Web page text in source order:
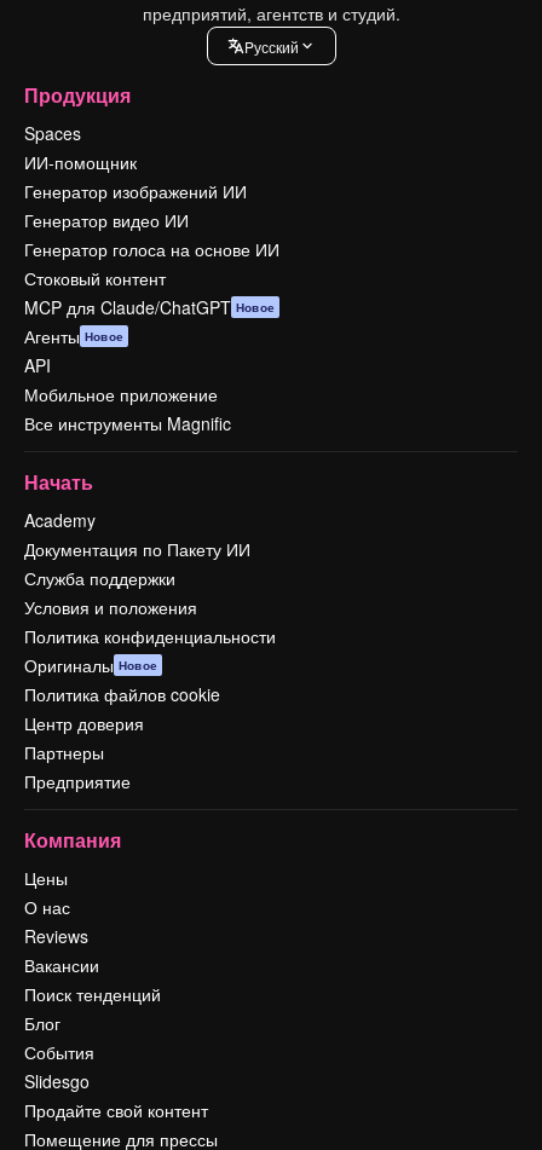
предприятий, агентств и студий.
Pусский
Продукция
Spaces
ИИ-помощник
Генератор изображений ИИ
Генератор видео ИИ
Генератор голоса на основе ИИ
Стоковый контент
MCP для Claude/ChatGPT Новое
Агенты Новое
API
Мобильное приложение
Все инструменты Magnific
Начать
Academy
Документация по Пакету ИИ
Служба поддержки
Условия и положения
Политика конфиденциальности
Оригиналы Новое
Политика файлов cookie
Центр доверия
Партнеры
Предприятие
Компания
Цены
О нас
Reviews
Вакансии
Поиск тенденций
Блог
События
Slidesgo
Продайте свой контент
Помещение для прессы